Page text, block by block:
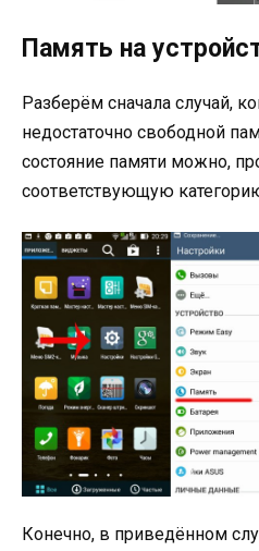
Память на
Разберём сначала случай,
недостаточно свободной
состояние памяти можно,
соответствующую
Конечно, в приведённом